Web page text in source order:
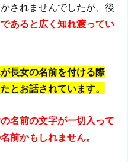
されませんでしたが、後
であると広く知れ渡ってい
長女の名前を付ける際
とお話されています。
名前の文字が一切入って
前かもしれません。